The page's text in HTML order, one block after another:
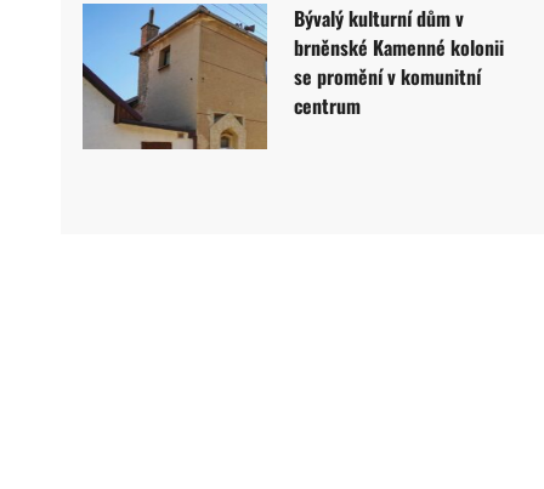
Bývalý kulturní dům v
brněnské Kamenné kolonii
se promění v komunitní
centrum